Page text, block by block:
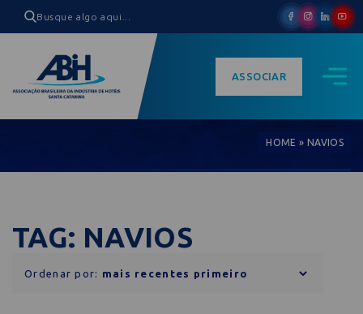
ASSOCIAR
HOME » NAVIOS
TAG: NAVIOS
Ordenar por: